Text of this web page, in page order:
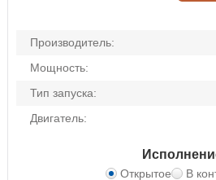
Производитель:
Мощность:
Тип запуска:
Двигатель:
Открытое В